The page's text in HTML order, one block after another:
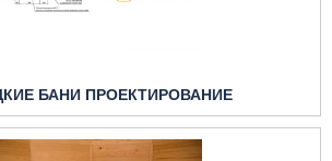
БАНИ ПРОЕКТИРОВАНИЕ